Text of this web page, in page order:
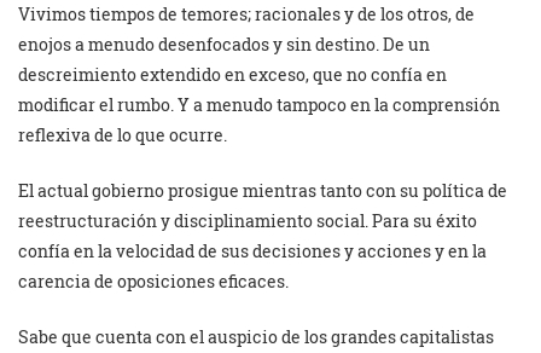
Vivimos tiempos de temores; racionales y de los otros, de
enojos a menudo desenfocados y sin destino. De un
descreimiento extendido en exceso, que no confía en
modificar el rumbo. Y a menudo tampoco en la comprensión
reflexiva de lo que ocurre.
El actual gobierno prosigue mientras tanto con su política de
reestructuración y disciplinamiento social. Para su éxito
confía en la velocidad de sus decisiones y acciones y en la
carencia de oposiciones eficaces.
Sabe que cuenta con el auspicio de los grandes capitalistas